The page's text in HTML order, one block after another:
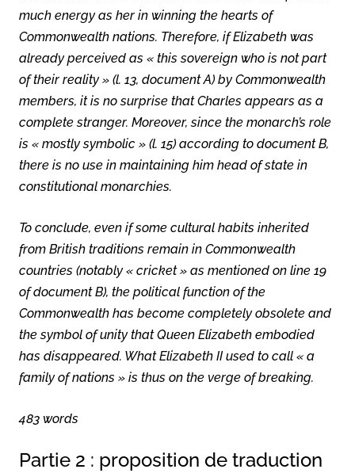
much energy as her in winning the hearts of
Commonwealth nations. Therefore, if Elizabeth was
already perceived as « this sovereign who is not part
of their reality » (l. 13, document A) by Commonwealth
members, it is no surprise that Charles appears as a
complete stranger. Moreover, since the monarch’s role
is « mostly symbolic » (l. 15) according to document B,
there is no use in maintaining him head of state in
constitutional monarchies.
To conclude, even if some cultural habits inherited
from British traditions remain in Commonwealth
countries (notably « cricket » as mentioned on line 19
of document B), the political function of the
Commonwealth has become completely obsolete and
the symbol of unity that Queen Elizabeth embodied
has disappeared. What Elizabeth II used to call « a
family of nations » is thus on the verge of breaking.
483 words
Partie 2 : proposition de traduction